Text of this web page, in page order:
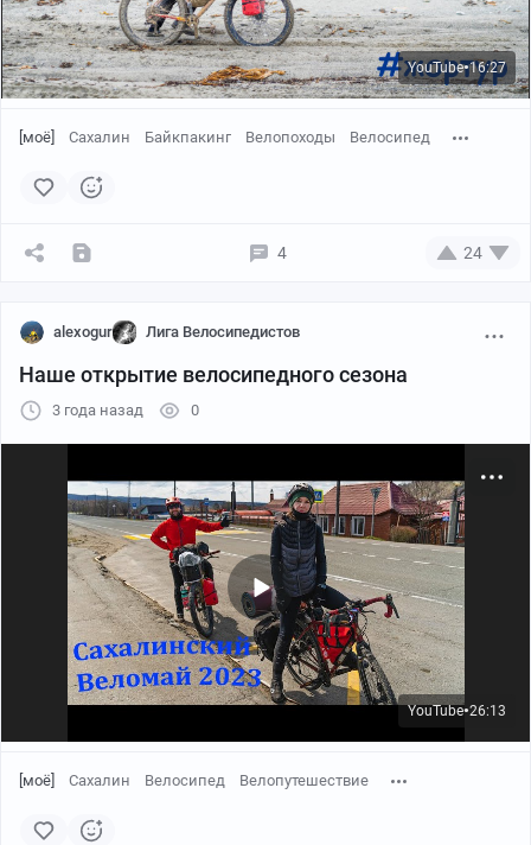
YouTube●16:27
[моё] Сахалин Байкпакинг Велопоходы Велосипед
4 24
alexogur Лига Велосипедистов
Наше открытие велосипедного сезона
3 года назад 0
YouTube●26:13
[моё] Сахалин Велосипед Велопутешествие